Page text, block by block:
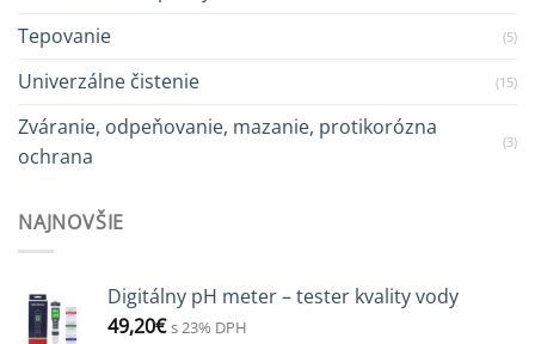
Tepovanie (5)
Univerzálne čistenie (15)
Zváranie, odpeňovanie, mazanie, protikorózna
ochrana
(3)
NAJNOVŠIE
Digitálny pH meter – tester kvality vody
49,20€ s 23% DPH